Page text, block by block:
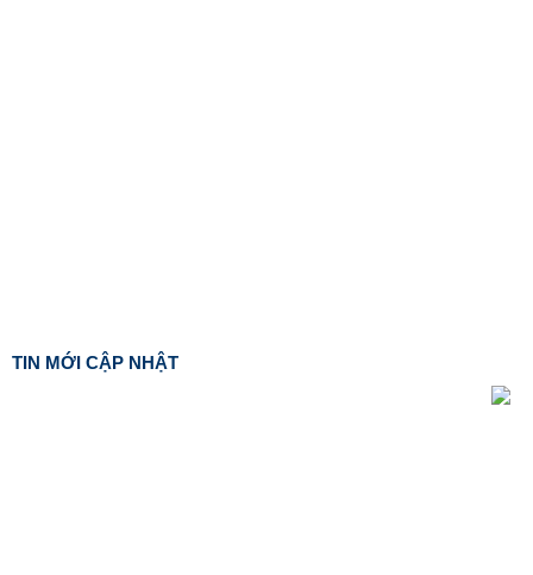
TIN MỚI CẬP NHẬT